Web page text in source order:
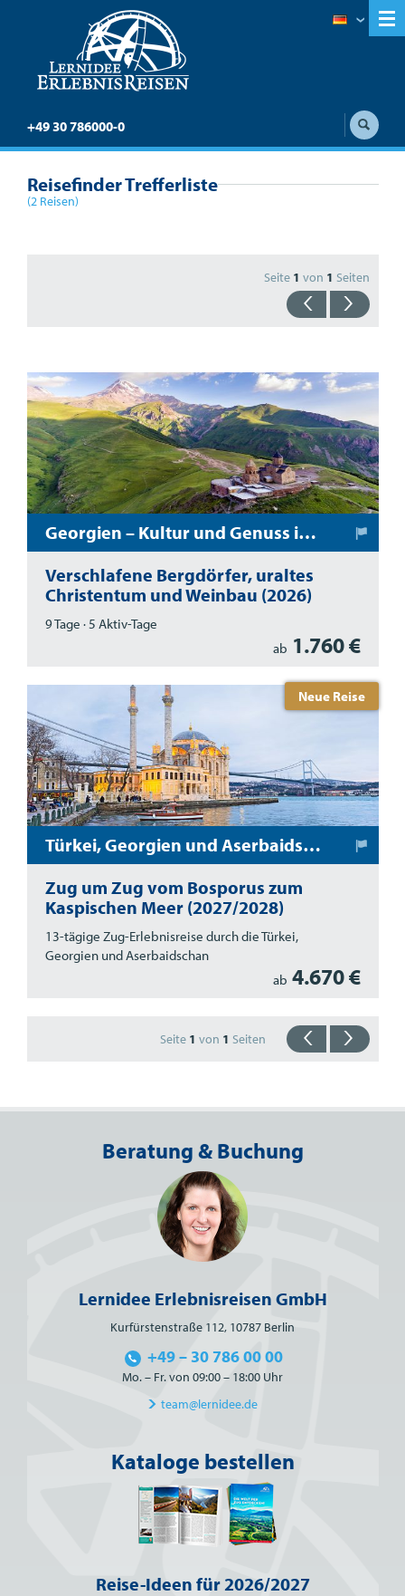
+49 30 786000-0
Reisefinder Trefferliste
(2 Reisen)
Seite 1 von 1 Seiten
Georgien – Kultur und Genuss im Kaukasus
Verschlafene Bergdörfer, uraltes
Christentum und Weinbau (2026)
9 Tage · 5 Aktiv-Tage
ab 1.760 €
Türkei, Georgien und Aserbaidschan
Neue Reise
Zug um Zug vom Bosporus zum
Kaspischen Meer (2027/2028)
13-tägige Zug-Erlebnisreise durch die Türkei,
Georgien und Aserbaidschan
ab 4.670 €
Seite 1 von 1 Seiten
Beratung & Buchung
Lernidee Erlebnisreisen GmbH
Kurfürstenstraße 112, 10787 Berlin
+49 – 30 786 00 00
Mo. – Fr. von 09:00 – 18:00 Uhr
team@lernidee.de
Kataloge bestellen
Reise-Ideen für 2026/2027